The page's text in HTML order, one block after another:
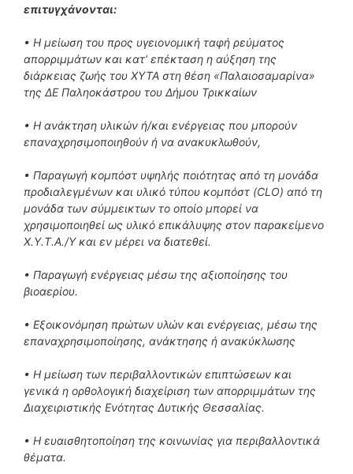
επιτυγχάνονται:
• Η μείωση του προς υγειονομική ταφή ρεύματος
απορριμμάτων και κατ’ επέκταση η αύξηση της
διάρκειας ζωής του ΧΥΤΑ στη θέση «Παλαιοσαμαρίνα»
της ΔΕ Παληοκάστρου του Δήμου Τρικκαίων
• Η ανάκτηση υλικών ή/και ενέργειας που μπορούν
επαναχρησιμοποιηθούν ή να ανακυκλωθούν,
• Παραγωγή κομπόστ υψηλής ποιότητας από τη μονάδα
προδιαλεγμένων και υλικό τύπου κομπόστ (CLO) από τη
μονάδα των σύμμεικτων το οποίο μπορεί να
χρησιμοποιηθεί ως υλικό επικάλυψης στον παρακείμενο
Χ.Υ.Τ.Α./Υ και εν μέρει να διατεθεί.
• Παραγωγή ενέργειας μέσω της αξιοποίησης του
βιοαερίου.
• Εξοικονόμηση πρώτων υλών και ενέργειας, μέσω της
επαναχρησιμοποίησης, ανάκτησης ή ανακύκλωσης
• Η μείωση των περιβαλλοντικών επιπτώσεων και
γενικά η ορθολογική διαχείριση των απορριμμάτων της
Διαχειριστικής Ενότητας Δυτικής Θεσσαλίας.
• Η ευαισθητοποίηση της κοινωνίας για περιβαλλοντικά
θέματα.